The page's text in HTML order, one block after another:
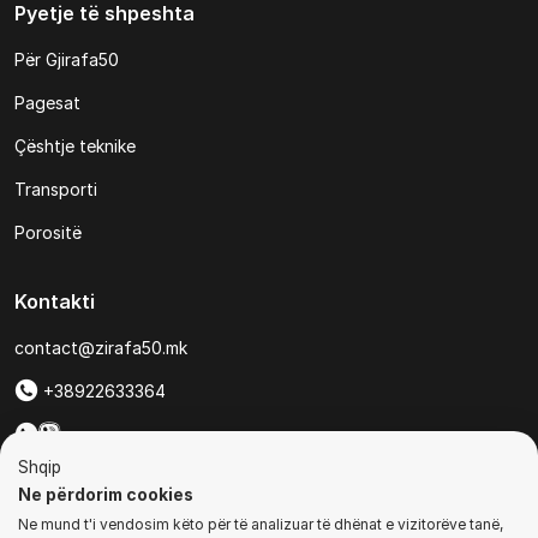
Pyetje të shpeshta
Për Gjirafa50
Pagesat
Çështje teknike
Transporti
Porositë
Kontakti
contact@zirafa50.mk
+38922633364
Për kërkesa të ofertave:
b2b@zirafa50.mk
Jadranska Magistrala No. 86, Skopje, North Macedonia
Shqip
Ne përdorim cookies
Ne mund t'i vendosim këto për të analizuar të dhënat e vizitorëve tanë,